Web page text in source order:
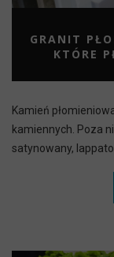
GRANIT
KTÓRE
Kamień
kamiennych. Poza
satynowany,